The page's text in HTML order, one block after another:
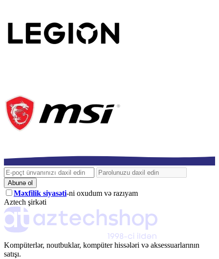
Abunə ol
Məxfilik siyasəti-ni oxudum və razıyam
Aztech şirkəti
Kompüterlər, noutbuklar, kompüter hissələri və aksessuarlarının
satışı.